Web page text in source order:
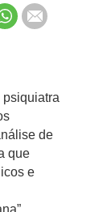
de
que
e